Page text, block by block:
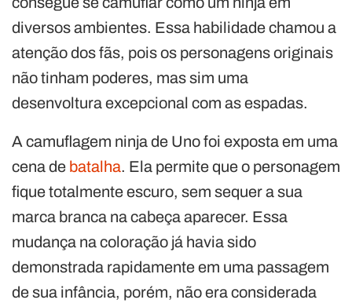
diversos ambientes. Essa habilidade chamou a
atenção dos fãs, pois os personagens originais
não tinham poderes, mas sim uma
desenvoltura excepcional com as espadas.
A camuflagem ninja de Uno foi exposta em uma
cena de batalha. Ela permite que o personagem
fique totalmente escuro, sem sequer a sua
marca branca na cabeça aparecer. Essa
mudança na coloração já havia sido
demonstrada rapidamente em uma passagem
de sua infância, porém, não era considerada